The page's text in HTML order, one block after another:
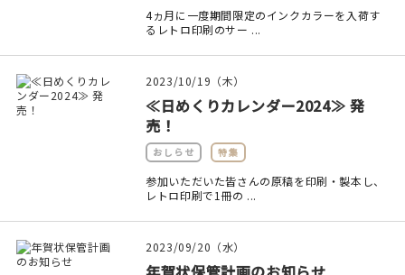
4ヵ月に一度期間限定のインクカラーを入荷す
るレトロ印刷のサー ...
2023/10/19（木）
≪日めくりカレンダー2024≫ 発
売！
おしらせ 特集
参加いただいた皆さんの原稿を印刷・製本し、
レトロ印刷で1冊の ...
2023/09/20（水）